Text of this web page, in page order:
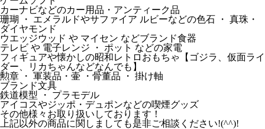
カーナビなどのカー用品・アンティーク品
珊瑚 ・ エメラルドやサファイア ルビーなどの色石 ・ 真珠・
ダイヤモンド
ウエッジウッド や マイセン などブランド食器
テレビ や 電子レンジ ・ ポット などの家電
フィギュアや懐かしの昭和レトロおもちゃ【ゴジラ、仮面ライ
ダー、リカちゃんなどなんでも】
勲章 ・ 軍装品・壷 ・骨董品 ・ 掛け軸
ブランド文具
鉄道模型 ・ プラモデル
アイコスやジッポ・デュポンなどの喫煙グッズ
その他様々お取り扱いしております！
上記以外の商品に関しましても是非ご相談ください!(^^)!